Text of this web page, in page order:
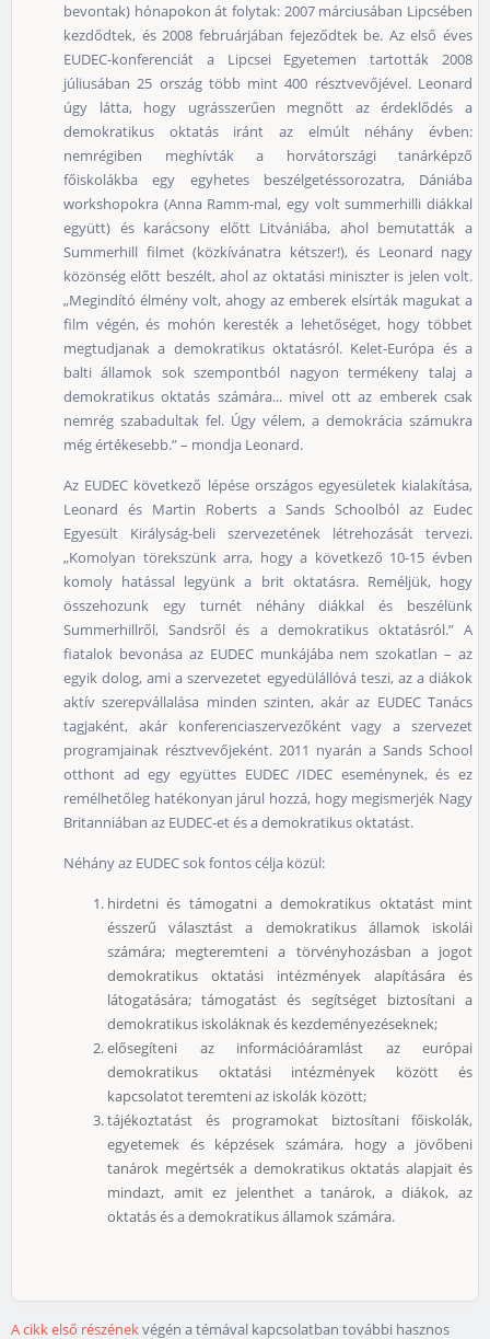
bevontak) hónapokon át folytak: 2007 márciusában Lipcsében
kezdődtek, és 2008 februárjában fejeződtek be. Az első éves
EUDEC-konferenciát a Lipcsei Egyetemen tartották 2008
júliusában 25 ország több mint 400 résztvevőjével. Leonard
úgy látta, hogy ugrásszerűen megnőtt az érdeklődés a
demokratikus oktatás iránt az elmúlt néhány évben:
nemrégiben meghívták a horvátországi tanárképző
főiskolákba egy egyhetes beszélgetéssorozatra, Dániába
workshopokra (Anna Ramm-mal, egy volt summerhilli diákkal
együtt) és karácsony előtt Litvániába, ahol bemutatták a
Summerhill filmet (közkívánatra kétszer!), és Leonard nagy
közönség előtt beszélt, ahol az oktatási miniszter is jelen volt.
„Megindító élmény volt, ahogy az emberek elsírták magukat a
film végén, és mohón keresték a lehetőséget, hogy többet
megtudjanak a demokratikus oktatásról. Kelet-Európa és a
balti államok sok szempontból nagyon termékeny talaj a
demokratikus oktatás számára... mivel ott az emberek csak
nemrég szabadultak fel. Úgy vélem, a demokrácia számukra
még értékesebb.” – mondja Leonard.
Az EUDEC következő lépése országos egyesületek kialakítása,
Leonard és Martin Roberts a Sands Schoolból az Eudec
Egyesült Királyság-beli szervezetének létrehozását tervezi.
„Komolyan törekszünk arra, hogy a következő 10-15 évben
komoly hatással legyünk a brit oktatásra. Reméljük, hogy
összehozunk egy turnét néhány diákkal és beszélünk
Summerhillről, Sandsről és a demokratikus oktatásról.” A
fiatalok bevonása az EUDEC munkájába nem szokatlan – az
egyik dolog, ami a szervezetet egyedülállóvá teszi, az a diákok
aktív szerepvállalása minden szinten, akár az EUDEC Tanács
tagjaként, akár konferenciaszervezőként vagy a szervezet
programjainak résztvevőjeként. 2011 nyarán a Sands School
otthont ad egy együttes EUDEC /IDEC eseménynek, és ez
remélhetőleg hatékonyan járul hozzá, hogy megismerjék Nagy
Britanniában az EUDEC-et és a demokratikus oktatást.
Néhány az EUDEC sok fontos célja közül:
hirdetni és támogatni a demokratikus oktatást mint
ésszerű választást a demokratikus államok iskolái
számára; megteremteni a törvényhozásban a jogot
demokratikus oktatási intézmények alapítására és
látogatására; támogatást és segítséget biztosítani a
demokratikus iskoláknak és kezdeményezéseknek;
elősegíteni az információáramlást az európai
demokratikus oktatási intézmények között és
kapcsolatot teremteni az iskolák között;
tájékoztatást és programokat biztosítani főiskolák,
egyetemek és képzések számára, hogy a jövőbeni
tanárok megértsék a demokratikus oktatás alapjait és
mindazt, amit ez jelenthet a tanárok, a diákok, az
oktatás és a demokratikus államok számára.
A cikk első részénekvégén a témával kapcsolatban további hasznos